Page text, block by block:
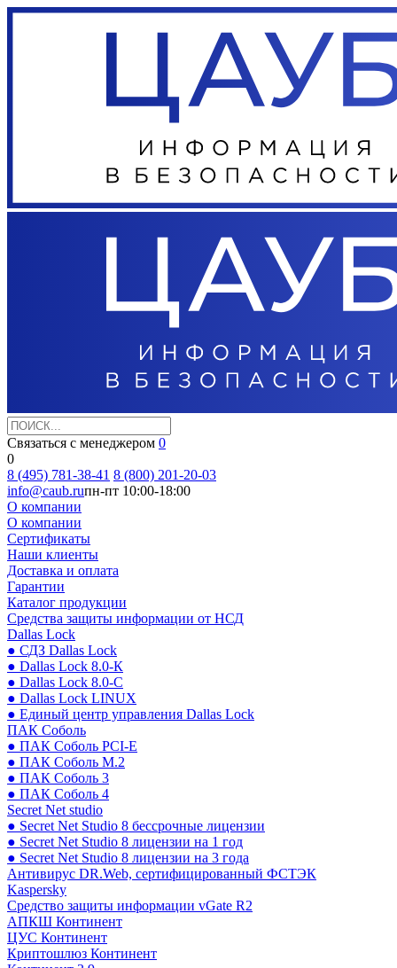
Связаться с менеджером 0
0
8 (495) 781-38-41 8 (800) 201-20-03
info@caub.ruпн-пт 10:00-18:00
О компании
О компании
Сертификаты
Наши клиенты
Доставка и оплата
Гарантии
Каталог продукции
Средства защиты информации от НСД
Dallas Lock
● СДЗ Dallas Lock
● Dallas Lock 8.0-К
● Dallas Lock 8.0-С
● Dallas Lock LINUX
● Единый центр управления Dallas Lock
ПАК Соболь
● ПАК Соболь PCI-E
● ПАК Соболь М.2
● ПАК Соболь 3
● ПАК Соболь 4
Secret Net studio
● Secret Net Studio 8 бессрочные лицензии
● Secret Net Studio 8 лицензии на 1 год
● Secret Net Studio 8 лицензии на 3 года
Антивирус DR.Web, сертифицированный ФСТЭК
Kaspersky
Средство защиты информации vGate R2
АПКШ Континент
ЦУС Континент
Криптошлюз Континент